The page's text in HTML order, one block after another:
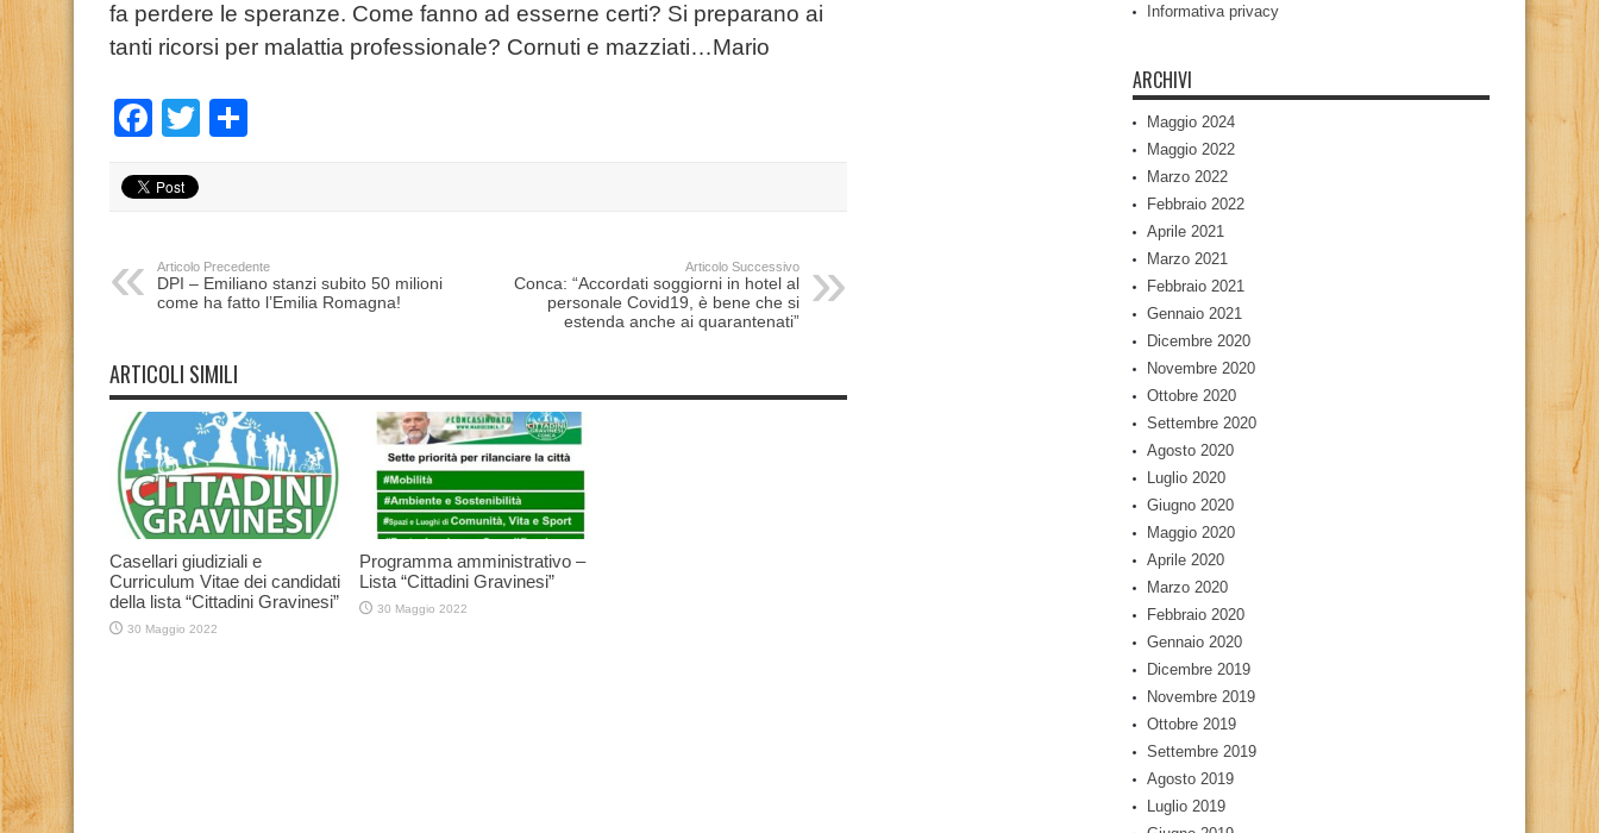
fa perdere le speranze. Come fanno ad esserne certi? Si preparano ai
tanti ricorsi per malattia professionale? Cornuti e mazziati…Mario
Facebook
Twitter
Articolo Precedente
DPI – Emiliano stanzi subito 50 milioni
come ha fatto l’Emilia Romagna!
Articolo Successivo
Conca: “Accordati soggiorni in hotel al
personale Covid19, è bene che si
estenda anche ai quarantenati”
ARTICOLI SIMILI
Casellari giudiziali e
Curriculum Vitae dei candidati
della lista “Cittadini Gravinesi”
30 Maggio 2022
Programma amministrativo –
Lista “Cittadini Gravinesi”
30 Maggio 2022
Informativa privacy
ARCHIVI
Maggio 2024
Maggio 2022
Marzo 2022
Febbraio 2022
Aprile 2021
Marzo 2021
Febbraio 2021
Gennaio 2021
Dicembre 2020
Novembre 2020
Ottobre 2020
Settembre 2020
Agosto 2020
Luglio 2020
Giugno 2020
Maggio 2020
Aprile 2020
Marzo 2020
Febbraio 2020
Gennaio 2020
Dicembre 2019
Novembre 2019
Ottobre 2019
Settembre 2019
Agosto 2019
Luglio 2019